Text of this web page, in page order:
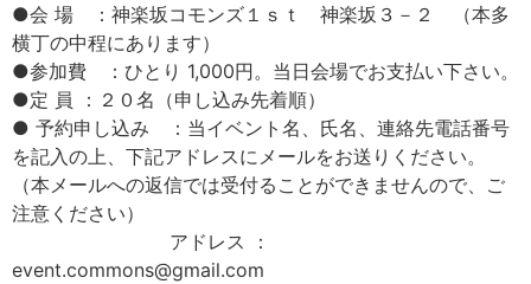
●会 場 ：神楽坂コモンズ１ｓｔ 神楽坂３－２ （本多
横丁の中程にあります）
●参加費 ：ひとり 1,000円。当日会場でお支払い下さい。
●定 員 ：２０名（申し込み先着順）
● 予約申し込み ：当イベント名、氏名、連絡先電話番号
を記入の上、下記アドレスにメールをお送りください。
（本メールへの返信では受付ることができませんので、ご
注意ください）
アドレス ：
event.commons@gmail.com